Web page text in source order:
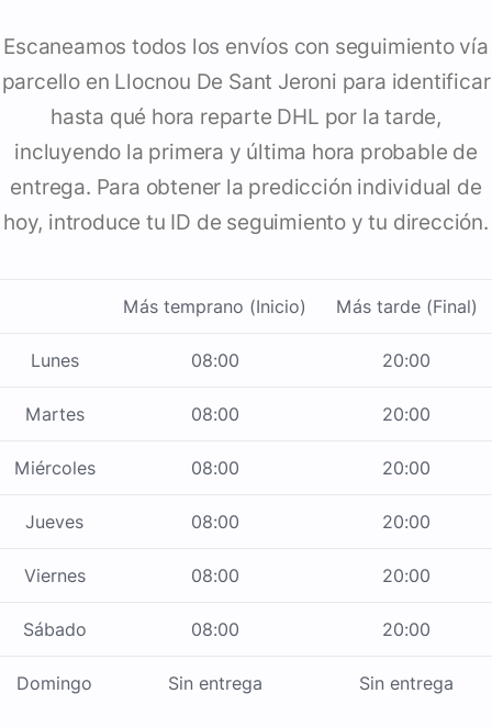
Escaneamos todos los envíos con seguimiento vía
parcello en Llocnou De Sant Jeroni para identificar
hasta qué hora reparte DHL por la tarde,
incluyendo la primera y última hora probable de
entrega. Para obtener la predicción individual de
hoy, introduce tu ID de seguimiento y tu dirección.
Más temprano (Inicio) Más tarde (Final)
Lunes 08:00 20:00
Martes 08:00 20:00
Miércoles 08:00 20:00
Jueves 08:00 20:00
Viernes 08:00 20:00
Sábado 08:00 20:00
Domingo Sin entrega Sin entrega